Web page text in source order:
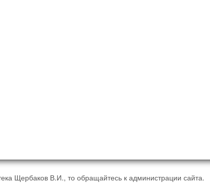
Щербаков В.И., то обращайтесь к администрации сайта.